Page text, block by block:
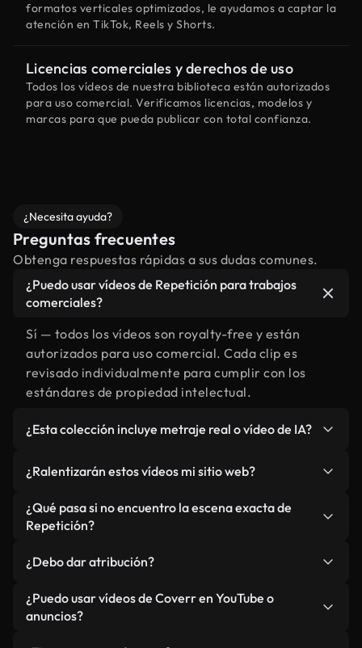
formatos verticales optimizados, le ayudamos a captar la
atención en TikTok, Reels y Shorts.
Licencias comerciales y derechos de uso
Todos los vídeos de nuestra biblioteca están autorizados
para uso comercial. Verificamos licencias, modelos y
marcas para que pueda publicar con total confianza.
¿Necesita ayuda?
Preguntas frecuentes
Obtenga respuestas rápidas a sus dudas comunes.
¿Puedo usar vídeos de Repetición para trabajos
comerciales?
Sí — todos los vídeos son royalty-free y están
autorizados para uso comercial. Cada clip es
revisado individualmente para cumplir con los
estándares de propiedad intelectual.
¿Esta colección incluye metraje real o vídeo de IA?
relacionado con Repetición y vídeos generados
por IA. Todo está claramente etiquetado.
¿Ralentizarán estos vídeos mi sitio web?
No si selecciona nuestras versiones optimizadas
para web, diseñadas específicamente para uso de
métricas como LCP.
¿Qué pasa si no encuentro la escena exacta de
Repetición?
Studio. Describe la escena, como "Repetición al
atardecer", y la IA la generará en segundos
conforme a nuestros estándares.
¿Debo dar atribución?
No es necesario. Todos los vídeos en nuestra
biblioteca son royalty-free, aunque siempre se
¿Puedo usar vídeos de Coverr en YouTube o
anuncios?